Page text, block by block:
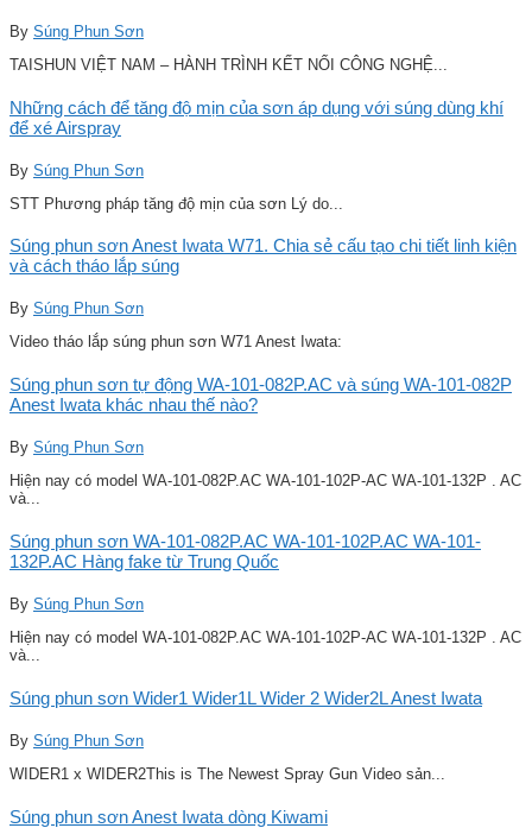
By Súng Phun Sơn
TAISHUN VIỆT NAM – HÀNH TRÌNH KẾT NỐI CÔNG NGHỆ...
Những cách để tăng độ mịn của sơn áp dụng với súng dùng khí
để xé Airspray
By Súng Phun Sơn
STT Phương pháp tăng độ mịn của sơn Lý do...
Súng phun sơn Anest Iwata W71. Chia sẻ cấu tạo chi tiết linh kiện
và cách tháo lắp súng
By Súng Phun Sơn
Video tháo lắp súng phun sơn W71 Anest Iwata:
Súng phun sơn tự động WA-101-082P.AC và súng WA-101-082P
Anest Iwata khác nhau thế nào?
By Súng Phun Sơn
Hiện nay có model WA-101-082P.AC WA-101-102P-AC WA-101-132P . AC
và...
Súng phun sơn WA-101-082P.AC WA-101-102P.AC WA-101-
132P.AC Hàng fake từ Trung Quốc
By Súng Phun Sơn
Hiện nay có model WA-101-082P.AC WA-101-102P-AC WA-101-132P . AC
và...
Súng phun sơn Wider1 Wider1L Wider 2 Wider2L Anest Iwata
By Súng Phun Sơn
WIDER1 x WIDER2This is The Newest Spray Gun Video sản...
Súng phun sơn Anest Iwata dòng Kiwami